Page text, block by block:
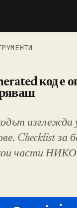
код е
изглежда
Checklist за
части